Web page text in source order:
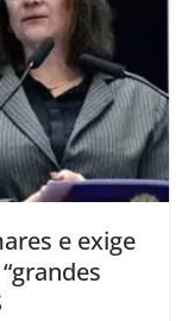
e exige